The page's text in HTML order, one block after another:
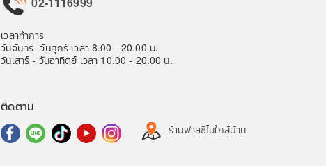
เวลาทำการ
วันจันทร์ -วันศุกร์ เวลา 8.00 - 20.00 น.
วันเสาร์ - วันอาทิตย์ เวลา 10.00 - 20.00 น.
ติดตาม
ร้านฟาสซิโนใกล้บ้าน